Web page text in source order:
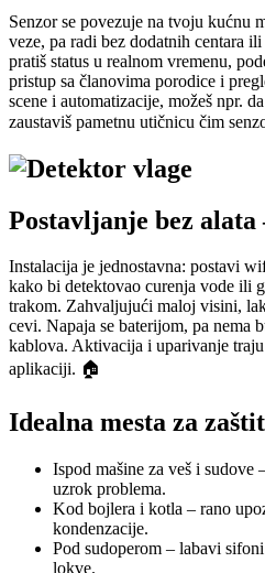
Senzor se povezuje na tvoju kućnu
veze, pa radi bez dodatnih centara
pratiš status u realnom vremenu,
pristup sa članovima porodice i
scene i automatizacije, možeš npr.
zaustaviš pametnu utičnicu čim
Postavljanje bez
Instalacija je jednostavna: postavi
kako bi detektovao curenja vode ili
trakom. Zahvaljujući maloj visini,
cevi. Napaja se baterijom, pa nema
kablova. Aktivacija i uparivanje
aplikaciji. 🏠
Idealna mesta za
Ispod mašine za veš i sudove
uzrok problema.
Kod bojlera i kotla – rano
kondenzacije.
Pod sudoperom – labavi
lokve.